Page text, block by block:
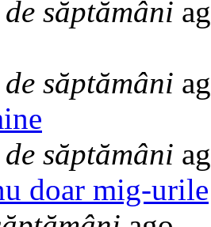
săptămâni
săptămâni
săptămâni
doar mig-urile